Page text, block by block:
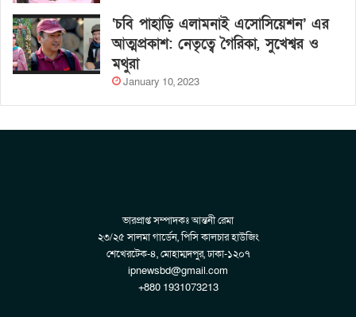
‘চবি পাহাড়ি এলামনাই এসোসিয়েশন’ এর
আত্মপ্রকাশ: নেতৃত্বে গৈরিকা, সুখেশ্বর ও
মথুরা
January 10, 2023
ভারপ্রাপ্ত সম্পাদকঃ আন্তনী রেমা
২৩/২৫ সালমা গার্ডেন, পিসি কালচার হাউজিং
শেখেরটেক-৪, মোহাম্মদপুর, ঢাকা-১২০৭
ipnewsbd@gmail.com
+880 1931073213